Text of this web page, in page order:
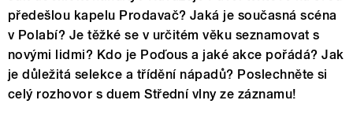
předešlou kapelu Prodavač? Jaká je současná scéna
v Polabí? Je těžké se v určitém věku seznamovat s
novými lidmi? Kdo je Poďous a jaké akce pořádá? Jak
je důležitá selekce a třídění nápadů? Poslechněte si
celý rozhovor s duem Střední vlny ze záznamu!